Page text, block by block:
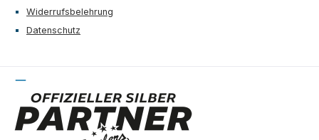
Widerrufsbelehrung
Datenschutz